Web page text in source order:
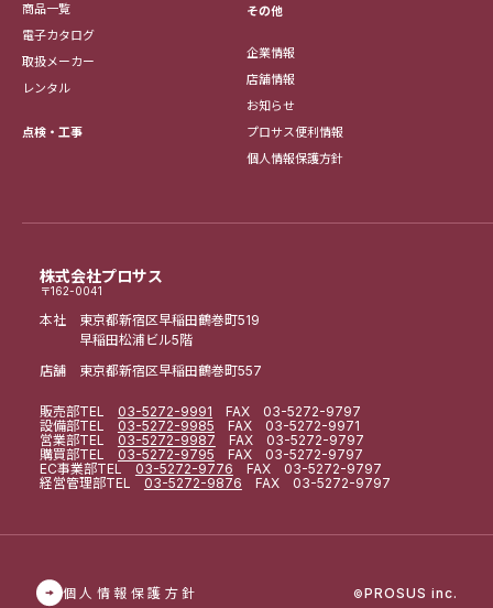
株式会社プロサス
〒162-0041
本社 東京都新宿区早稲田鶴巻町519
早稲田松浦ビル5階
店舗 東京都新宿区早稲田鶴巻町557
販売部TEL 03-5272-9991 FAX 03-5272-9797
設備部TEL 03-5272-9985 FAX 03-5272-9971
営業部TEL 03-5272-9987 FAX 03-5272-9797
購買部TEL 03-5272-9795 FAX 03-5272-9797
EC事業部TEL 03-5272-9776 FAX 03-5272-9797
経営管理部TEL 03-5272-9876 FAX 03-5272-9797
商品一覧
電子カタログ
取扱メーカー
レンタル
点検・工事
その他
企業情報
店舗情報
お知らせ
プロサス便利情報
個人情報保護方針
個人情報保護方針 ©PROSUS inc.